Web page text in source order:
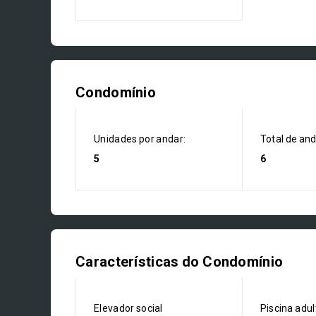
Condomínio
Unidades por andar:
5
Total de
6
Características do Condomínio
Elevador social Piscina